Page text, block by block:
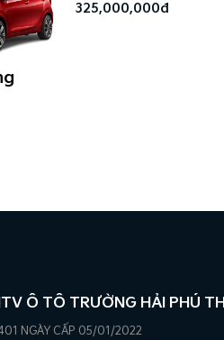
325,000,000đ
Ô TÔ TRƯỜNG HẢI PHÚ
NGÀY CẤP 05/01/2022